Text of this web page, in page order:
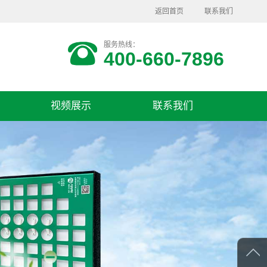
返回首页 联系我们
服务热线：
400-660-7896
视频展示 联系我们